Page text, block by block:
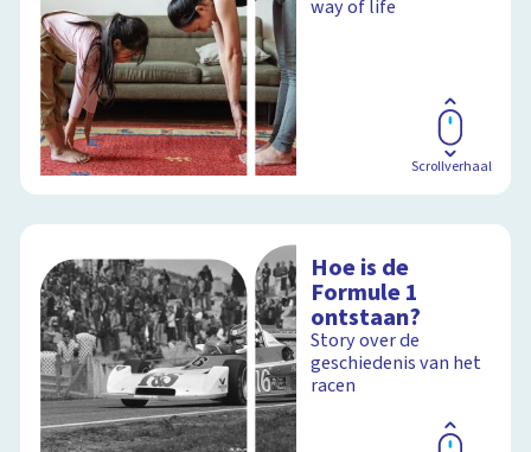
way of life
Scrollverhaal
Hoe is de
Formule 1
ontstaan?
Story over de
geschiedenis van het
racen